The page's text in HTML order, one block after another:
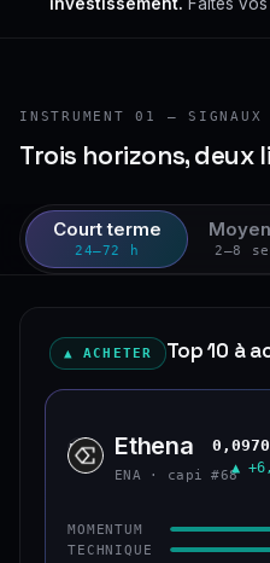
INSTRUMENT 01 — SIGNAUX
Trois horizons, deux
Court terme
24–72 h 2–8
▲ ACHETER Top 10 à
ENA Ethena
ENA · capi #68▲
MOMENTUM
TECHNIQUE